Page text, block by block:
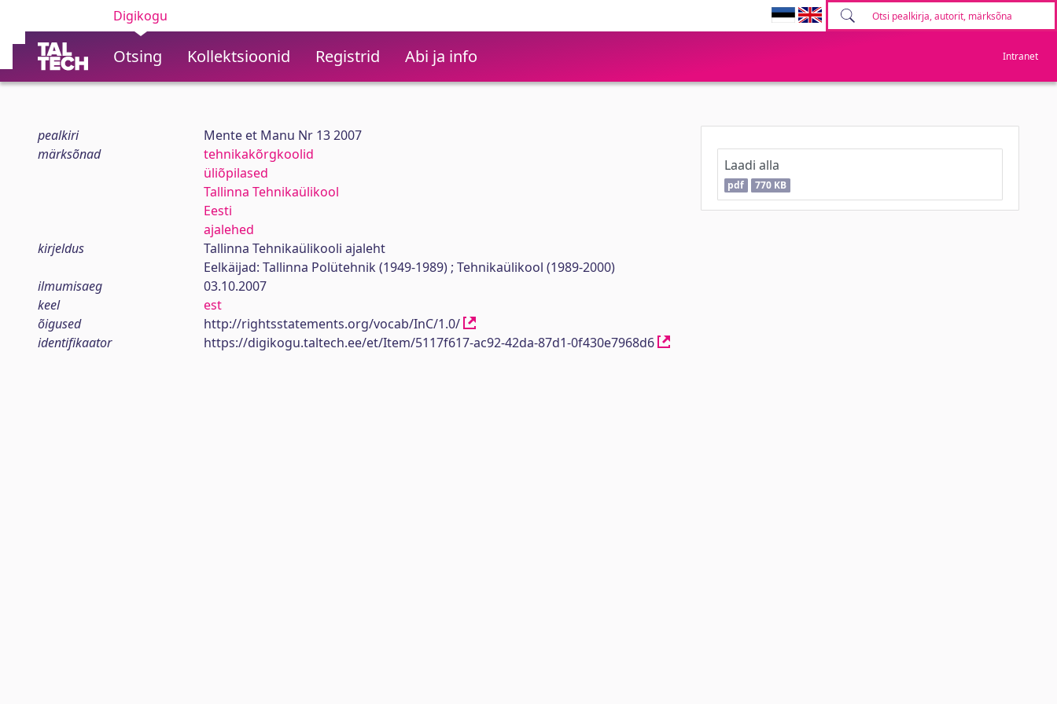
Digikogu
Otsing Kollektsioonid Registrid Abi ja info Intranet
pealkiri
Mente et Manu Nr 13 2007
märksõnad
tehnikakõrgkoolid
üliõpilased
Tallinna Tehnikaülikool
Eesti
ajalehed
kirjeldus
Tallinna Tehnikaülikooli ajaleht
Eelkäijad: Tallinna Polütehnik (1949-1989) ; Tehnikaülikool (1989-2000)
ilmumisaeg
03.10.2007
keel
est
õigused
http://rightsstatements.org/vocab/InC/1.0/
identifikaator
https://digikogu.taltech.ee/et/Item/5117f617-ac92-42da-87d1-0f430e7968d6
Laadi alla
pdf 770 KB